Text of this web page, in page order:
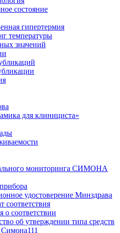
состояние
гипертермия
температуры
значений
для клинициста»
мониторинга СИМОНА
удостоверение Минздрава
соответствия
о соответствии
об утверждении типа средств